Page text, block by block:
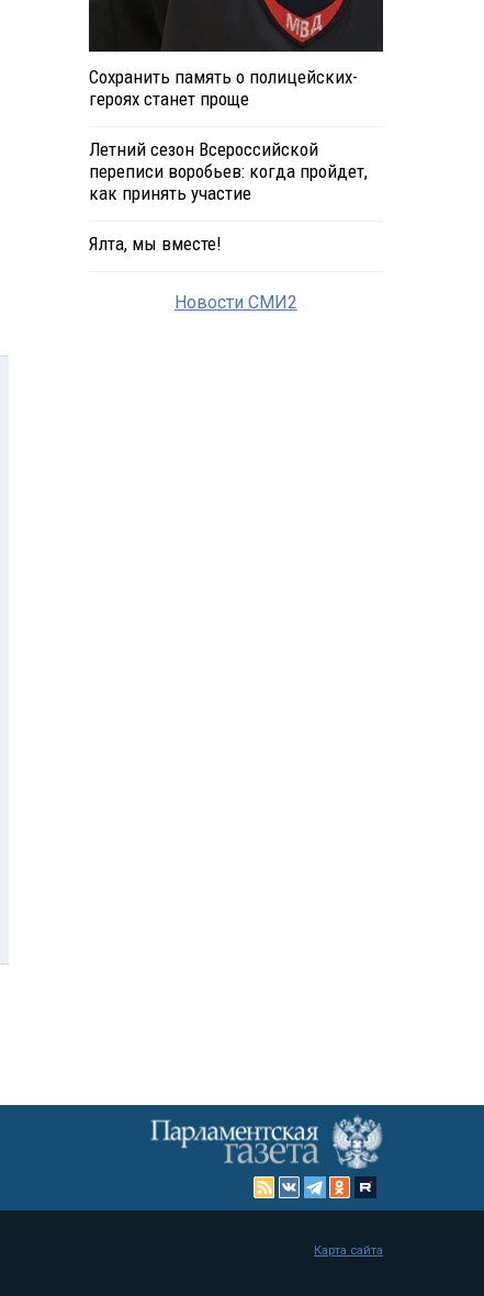
Сохранить память о полицейских-
героях станет проще
Летний сезон Всероссийской
переписи воробьев: когда пройдет,
как принять участие
Ялта, мы вместе!
Новости СМИ2
Карта сайта